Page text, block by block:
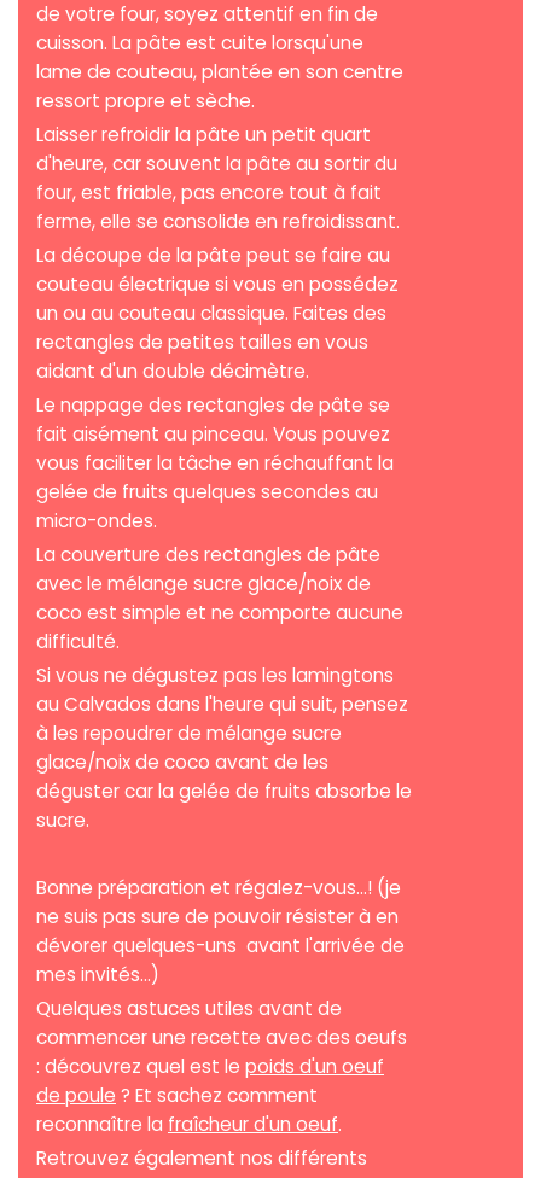
de votre four, soyez attentif en fin de
cuisson. La pâte est cuite lorsqu'une
lame de couteau, plantée en son centre
ressort propre et sèche.
Laisser refroidir la pâte un petit quart
d'heure, car souvent la pâte au sortir du
four, est friable, pas encore tout à fait
ferme, elle se consolide en refroidissant.
La découpe de la pâte peut se faire au
couteau électrique si vous en possédez
un ou au couteau classique. Faites des
rectangles de petites tailles en vous
aidant d'un double décimètre.
Le nappage des rectangles de pâte se
fait aisément au pinceau. Vous pouvez
vous faciliter la tâche en réchauffant la
gelée de fruits quelques secondes au
micro-ondes.
La couverture des rectangles de pâte
avec le mélange sucre glace/noix de
coco est simple et ne comporte aucune
difficulté.
Si vous ne dégustez pas les lamingtons
au Calvados dans l'heure qui suit, pensez
à les repoudrer de mélange sucre
glace/noix de coco avant de les
déguster car la gelée de fruits absorbe le
sucre.
Bonne préparation et régalez-vous...! (je
ne suis pas sure de pouvoir résister à en
dévorer quelques-uns avant l'arrivée de
mes invités...)
Quelques astuces utiles avant de
commencer une recette avec des oeufs
: découvrez quel est le poids d'un oeuf
de poule ? Et sachez comment
reconnaître la fraîcheur d'un oeuf.
Retrouvez également nos différents